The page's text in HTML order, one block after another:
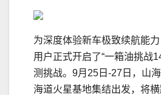
为深度体验新车极致续航能
用户正式开启了“一箱油挑战
测挑战。9月25日-27日，山
海道火星基地集结出发，将